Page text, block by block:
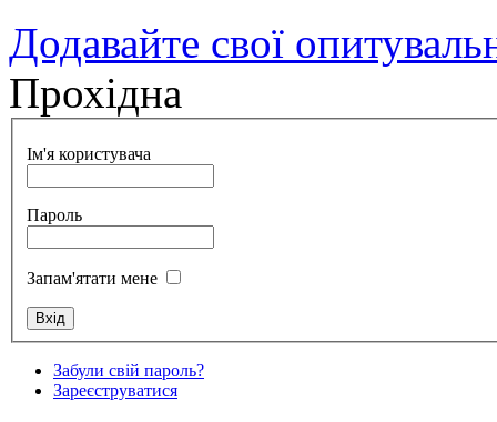
Додавайте свої
Прохідна
Ім'я користувача
Пароль
Запам'ятати мене
Забули свій пароль?
Зареєструватися